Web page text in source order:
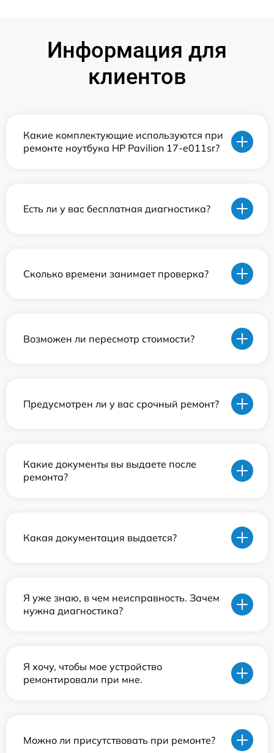
Информация для
клиентов
Какие комплектующие используются при
ремонте ноутбука HP Pavilion 17-e011sr?
Есть ли у вас бесплатная диагностика?
Сколько времени занимает проверка?
Возможен ли пересмотр стоимости?
Предусмотрен ли у вас срочный ремонт?
Какие документы вы выдаете после
ремонта?
Какая документация выдается?
Я уже знаю, в чем неисправность. Зачем
нужна диагностика?
Я хочу, чтобы мое устройство
ремонтировали при мне.
Можно ли присутствовать при ремонте?